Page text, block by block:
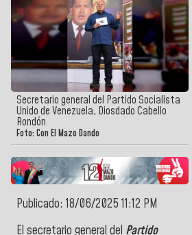
Secretario general del Partido Socialista
Unido de Venezuela, Diosdado Cabello
Rondón
Foto: Con El Mazo Dando
Publicado: 18/06/2025 11:12 PM
El secretario general del Partido